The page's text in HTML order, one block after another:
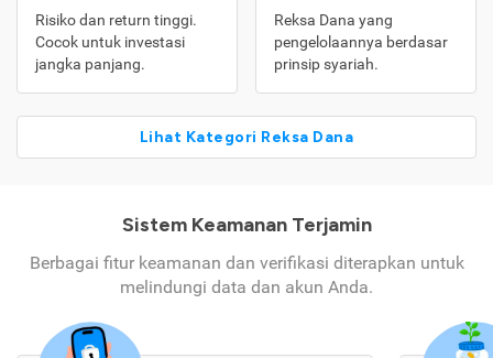
Risiko dan return tinggi.
Cocok untuk investasi
jangka panjang.
Reksa Dana yang
pengelolaannya berdasar
prinsip syariah.
Lihat Kategori Reksa Dana
Sistem Keamanan Terjamin
Berbagai fitur keamanan dan verifikasi diterapkan untuk
melindungi data dan akun Anda.